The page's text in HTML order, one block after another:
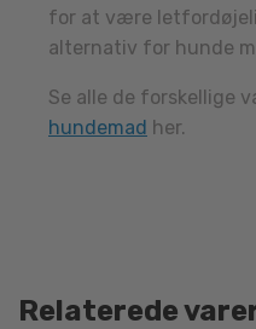
for at være
alternativ for hunde
Se alle de forskellige
hundemad her.
Relaterede